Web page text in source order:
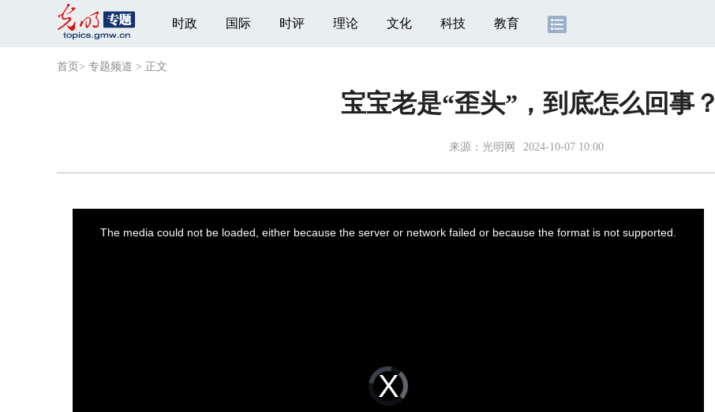
时政 国际 时评 理论 文化 科技 教育
首页 > 专题频道 > 正文
宝宝老是“歪头”，到底怎么回事？
来源： 光明网 2024-10-07 10:00
Video
Player
loading.
The media could not be loaded, either because the server or network failed or because the format is not supported.